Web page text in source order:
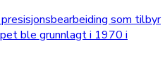
som tilbyr
ble grunnlagt i 1970 i